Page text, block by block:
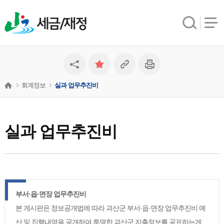
세금/재정
실과 업무추진비
회계정보 실과 업무추진비
부서·읍·면장 업무추진비
본 게시판은 정보공개법에 따라 괴산군 부서·읍·면장 업무추진비 예
산 및 집행내역을 공개하여 투명한 괴산군 지출정보를 공표하는게